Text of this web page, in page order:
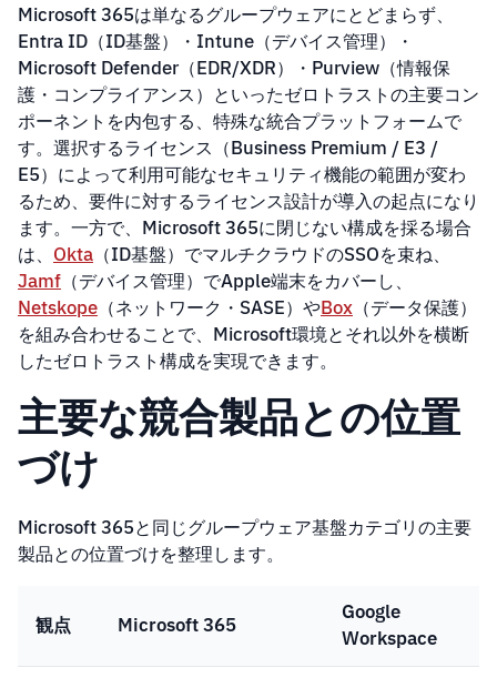
Microsoft 365は単なるグループウェアにとどまらず、
Entra ID（ID基盤）・Intune（デバイス管理）・
Microsoft Defender（EDR/XDR）・Purview（情報保
護・コンプライアンス）といったゼロトラストの主要コン
ポーネントを内包する、特殊な統合プラットフォームで
す。選択するライセンス（Business Premium / E3 /
E5）によって利用可能なセキュリティ機能の範囲が変わ
るため、要件に対するライセンス設計が導入の起点になり
ます。一方で、Microsoft 365に閉じない構成を採る場合
は、 Okta （ID基盤）でマルチクラウドのSSOを束ね、
Jamf （デバイス管理）でApple端末をカバーし、
Netskope （ネットワーク・SASE）やBox （データ保護）
を組み合わせることで、Microsoft環境とそれ以外を横断
したゼロトラスト構成を実現できます。
主要な競合製品との位置
づけ
Microsoft 365と同じグループウェア基盤カテゴリの主要
製品との位置づけを整理します。
観点 Microsoft 365
Google
Workspace